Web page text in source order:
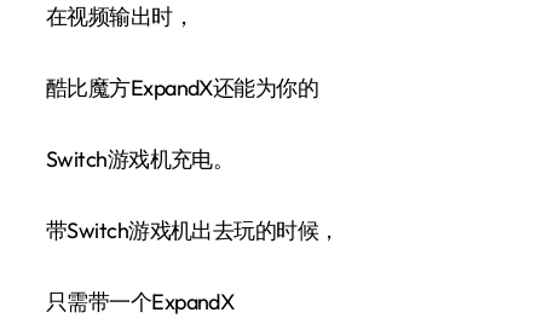
在视频输出时，
酷比魔方ExpandX还能为你的
Switch游戏机充电。
带Switch游戏机出去玩的时候，
只需带一个ExpandX